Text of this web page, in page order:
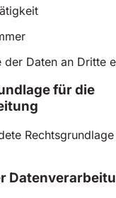
der Daten an Dritte
für die